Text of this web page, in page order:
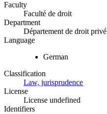
Faculty
Faculté de droit
Department
Département de droit privé
Language
German
Classification
Law, jurisprudence
License
License undefined
Identifiers